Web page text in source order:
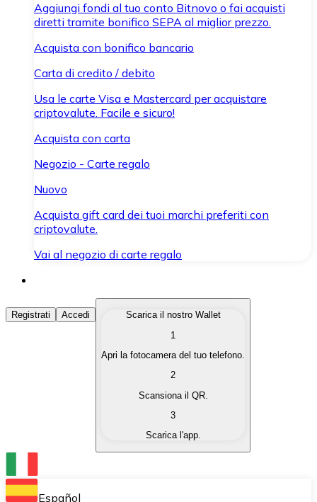
Aggiungi fondi al tuo conto Bitnovo o fai acquisti
diretti tramite bonifico SEPA al miglior prezzo.
Acquista con bonifico bancario
Carta di credito / debito
Usa le carte Visa e Mastercard per acquistare
criptovalute. Facile e sicuro!
Acquista con carta
Negozio - Carte regalo
Nuovo
Acquista gift card dei tuoi marchi preferiti con
criptovalute.
Vai al negozio di carte regalo
Acquista Criptovalute
Acquista le criptovalute che ti interessano in modo
Converti le tue criptovalute in valuta fiat quando ne
Scambia una criptovaluta con un'altra
Conserva le tue cripto in un Wallet self-custodial.
Registrati Accedi
Scarica il nostro Wallet
1
Apri la fotocamera del tuo telefono.
2
Scansiona il QR.
3
Scarica l'app.
Español